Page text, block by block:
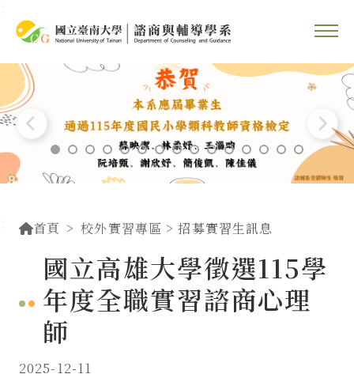
首頁 校外實習專區 > 招募實習生訊息
國立高雄大學徵選115學
年度全職實習諮商心理
師
2025-12-11